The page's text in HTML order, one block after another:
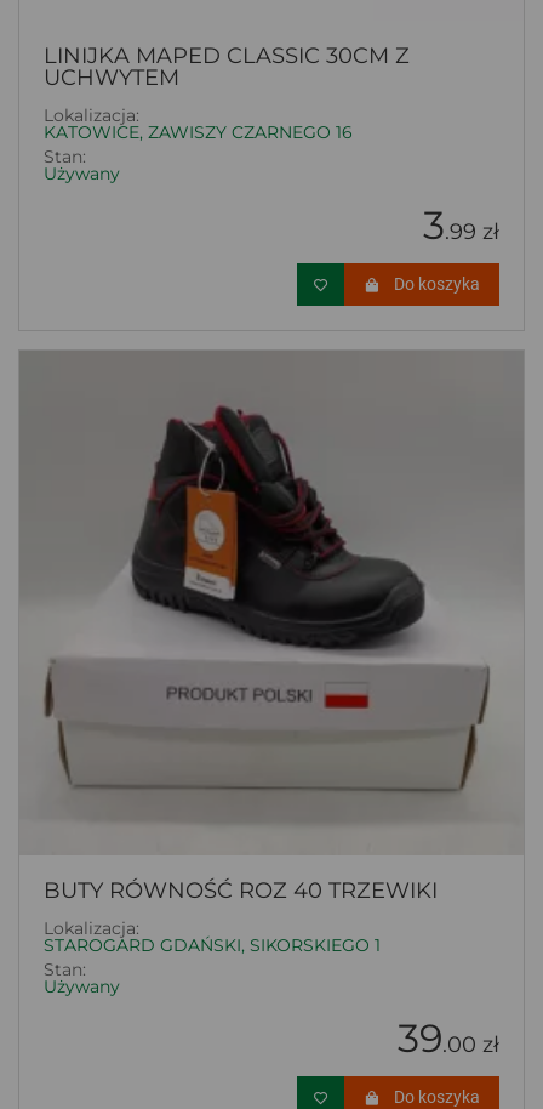
LINIJKA MAPED CLASSIC 30CM Z
UCHWYTEM
Lokalizacja:
KATOWICE, ZAWISZY CZARNEGO 16
Stan:
Używany
3.99 zł
Do koszyka
BUTY RÓWNOŚĆ ROZ 40 TRZEWIKI
Lokalizacja:
STAROGARD GDAŃSKI, SIKORSKIEGO 1
Stan:
Używany
39.00 zł
Do koszyka